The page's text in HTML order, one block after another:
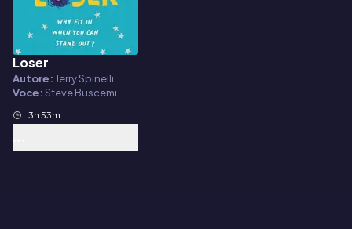
Audiolibro
Loser
Autore: Jerry Spinelli
Voce:Steve Buscemi
3h 53m